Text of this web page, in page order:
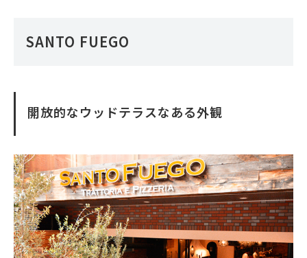
SANTO FUEGO
開放的なウッドテラスなある外観